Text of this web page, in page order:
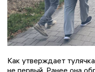
Как утверждает